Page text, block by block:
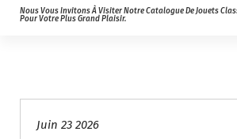
Nous Vous Invitons À Visiter Notre Catalogue De Jouets
Pour Votre Plus Grand Plaisir.
Juin 23 2026